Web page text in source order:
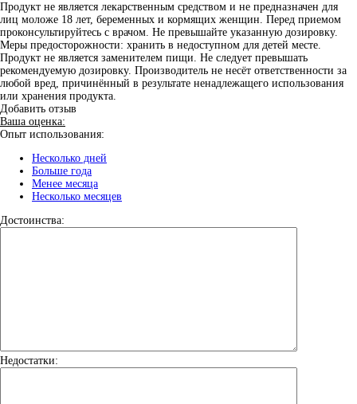
Продукт не является лекарственным средством и не предназначен для
лиц моложе 18 лет, беременных и кормящих женщин. Перед приемом
проконсультируйтесь с врачом. Не превышайте указанную дозировку.
Меры предосторожности: хранить в недоступном для детей месте.
Продукт не является заменителем пищи. Не следует превышать
рекомендуемую дозировку. Производитель не несёт ответственности за
любой вред, причинённый в результате ненадлежащего использования
или хранения продукта.
Добавить отзыв
Ваша оценка:
Опыт использования:
Несколько дней
Больше года
Менее месяца
Несколько месяцев
Достоинства:
Недостатки: